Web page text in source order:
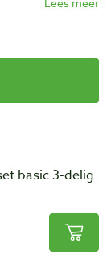
basic 3-delig